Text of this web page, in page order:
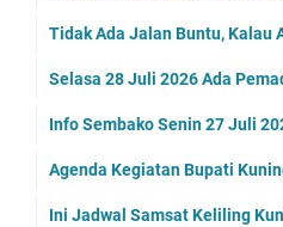
Tidak Ada Jalan Buntu, Kalau
Selasa 28 Juli 2026 Ada
Info Sembako Senin 27 Juli
Agenda Kegiatan Bupati
Ini Jadwal Samsat Keliling